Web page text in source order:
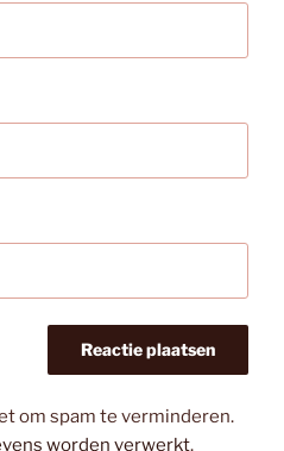
om spam te verminderen.
worden verwerkt.